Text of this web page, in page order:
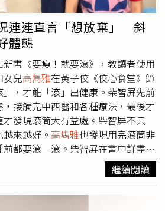
連連直言「想放棄」 斜
體態
書《要瘦！就要滾》，教讀者使用
女兒高雋雅在黃子佼《佼心食堂》節
，才能「滾」出健康。柴智屏先前
接觸完中西醫和各種療法，最後才
發現滾筒大有益處。柴智屏不只
越來越好。 高雋雅也發現用完滾筒非
都要滾一滾。柴智屏在書中詳盡介
場親自示範如何用滾筒舒緩大腿前側
部位可以滾個2、3分鐘，配合呼吸
談戀愛的精神」，跟滾筒好好培養
繼續閱讀